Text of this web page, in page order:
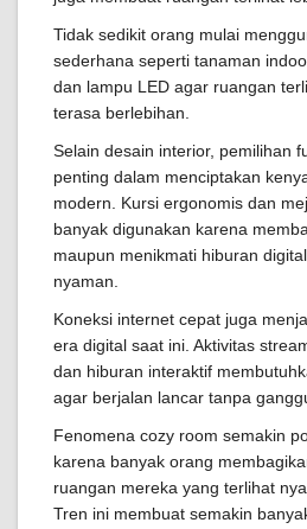
Tidak sedikit orang mulai
sederhana seperti tanaman
dan lampu LED agar ruangan
terasa berlebihan.
Selain desain interior, pemilihan
penting dalam menciptakan
modern. Kursi ergonomis dan
banyak digunakan karena
maupun menikmati hiburan
nyaman.
Koneksi internet cepat juga
era digital saat ini. Aktivitas
dan hiburan interaktif
agar berjalan lancar tanpa
Fenomena cozy room semakin
karena banyak orang
ruangan mereka yang terlihat
Tren ini membuat semakin